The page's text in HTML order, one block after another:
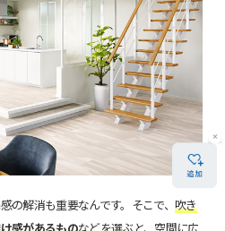
の解消も重要なんです。そこで、吹き
感があるものなどを選ぶと、空間に広